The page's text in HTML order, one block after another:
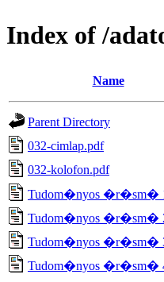
Index of /
Name
Parent Directory
032-cimlap.pdf
032-kolofon.pdf
Tudom�nyos �r�sm�
Tudom�nyos �r�sm�
Tudom�nyos �r�sm�
Tudom�nyos �r�sm�